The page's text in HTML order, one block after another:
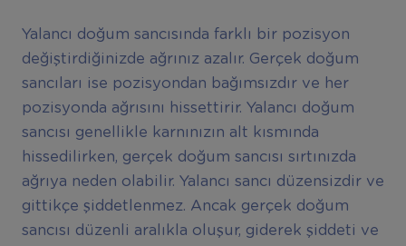
Yalancı doğum sancısında farklı bir pozisyon
değiştirdiğinizde ağrınız azalır. Gerçek doğum
sancıları ise pozisyondan bağımsızdır ve her
pozisyonda ağrısını hissettirir. Yalancı doğum
sancısı genellikle karnınızın alt kısmında
hissedilirken, gerçek doğum sancısı sırtınızda
ağrıya neden olabilir. Yalancı sancı düzensizdir ve
gittikçe şiddetlenmez. Ancak gerçek doğum
sancısı düzenli aralıkla oluşur, giderek şiddeti ve